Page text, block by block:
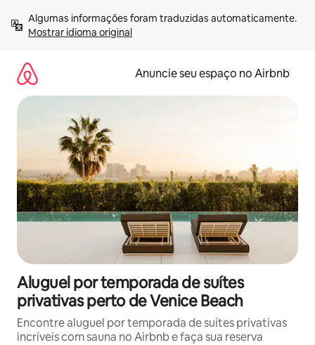
para
Mostrar idioma original
Anuncie seu espaço no Airbnb
Aluguel por temporada de suítes
privativas perto de Venice Beach
Encontre aluguel por temporada de suítes privativas
incríveis com sauna no Airbnb e faça sua reserva